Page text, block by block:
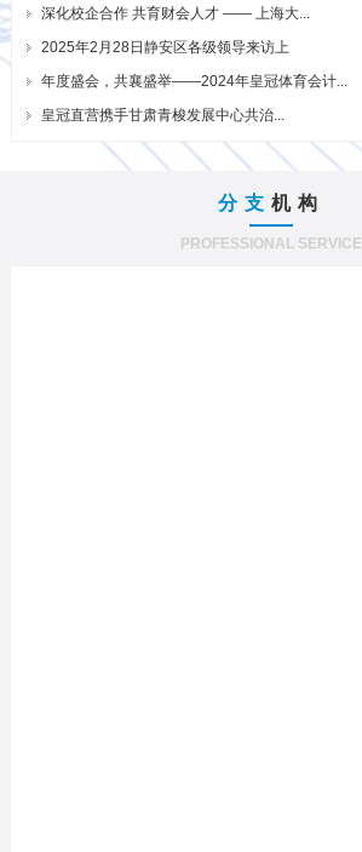
深化校企合作 共育财会人才 —— 上海大...
2025年2月28日静安区各级领导来访上
年度盛会，共襄盛举——2024年皇冠体育会计...
皇冠直营携手甘肃青梭发展中心共治...
分支 机构
PROFESSIONAL SERVICE